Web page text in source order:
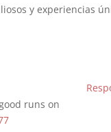
y experiencias
runs on